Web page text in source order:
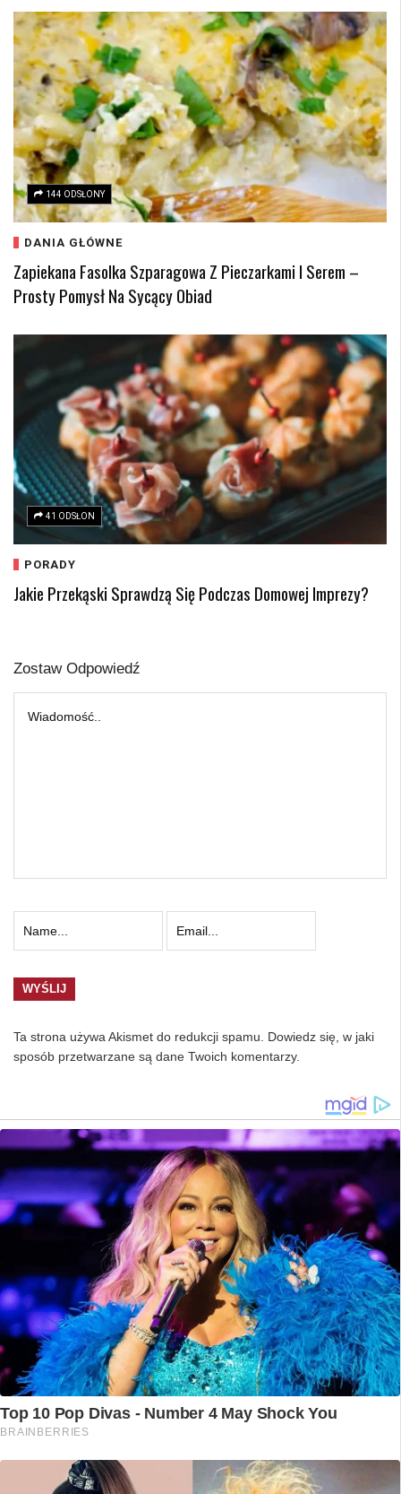
144 ODSŁONY
DANIA GŁÓWNE
Zapiekana Fasolka Szparagowa Z Pieczarkami I Serem –
Prosty Pomysł Na Sycący Obiad
41 ODSŁON
PORADY
Jakie Przekąski Sprawdzą Się Podczas Domowej Imprezy?
Zostaw Odpowiedź
Ta strona używa Akismet do redukcji spamu. Dowiedz się, w jaki
sposób przetwarzane są dane Twoich komentarzy.